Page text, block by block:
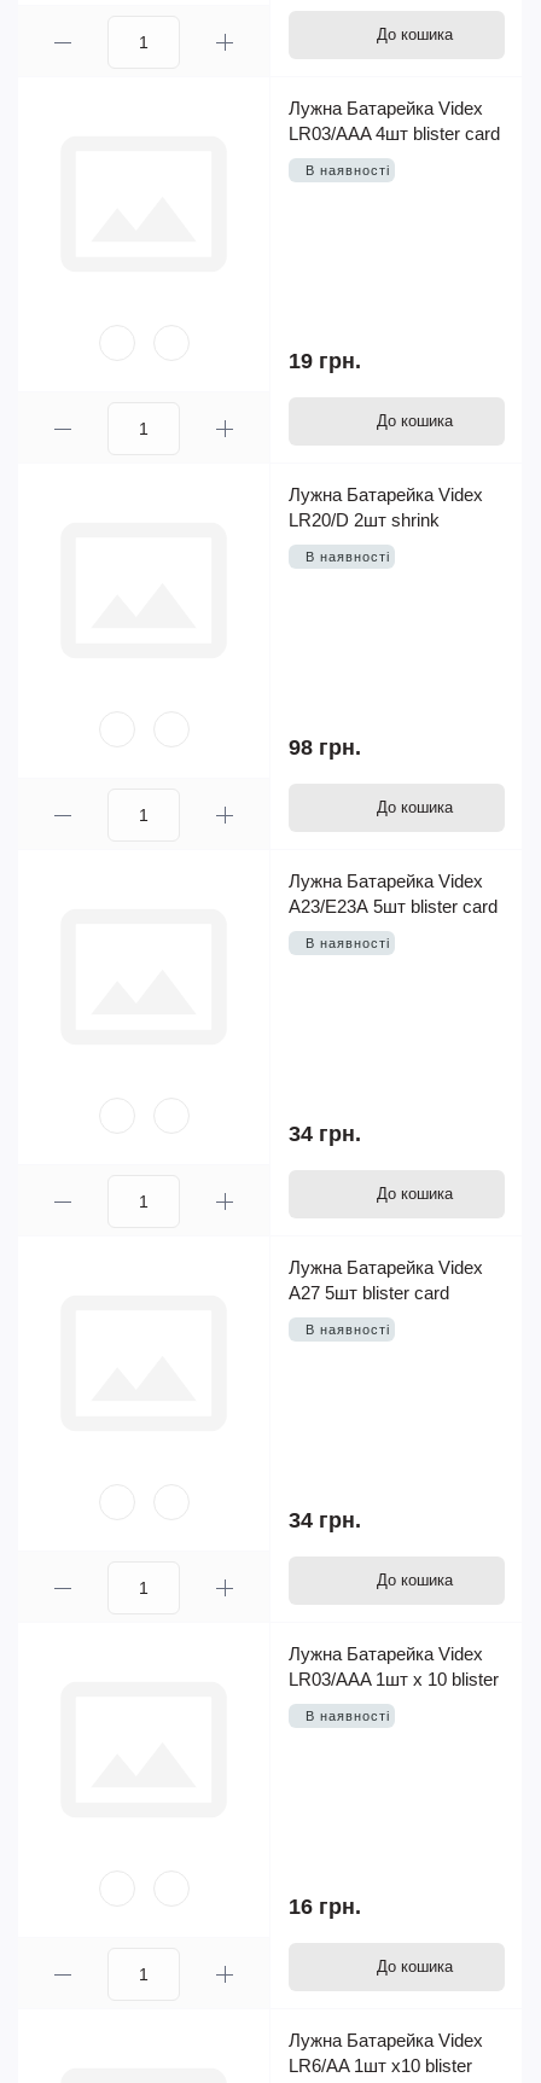
До кошика
Лужна Батарейка Videx
LR03/AAA 4шт blister card
В наявності
19 грн.
До кошика
Лужна Батарейка Videx
LR20/D 2шт shrink
В наявності
98 грн.
До кошика
Лужна Батарейка Videx
А23/Е23А 5шт blister card
В наявності
34 грн.
До кошика
Лужна Батарейка Videx
А27 5шт blister card
В наявності
34 грн.
До кошика
Лужна Батарейка Videx
LR03/AAA 1шт х 10 blister
В наявності
16 грн.
До кошика
Лужна Батарейка Videx
LR6/AA 1шт х10 blister